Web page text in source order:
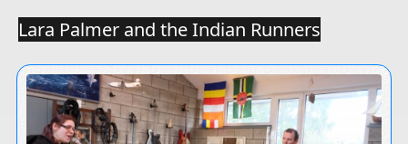
Lara Palmer and the Indian Runners